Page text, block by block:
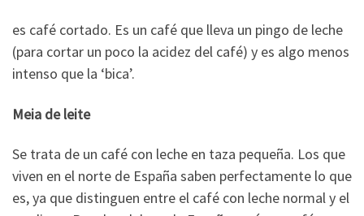
es café cortado. Es un café que lleva un pingo de leche
(para cortar un poco la acidez del café) y es algo menos
intenso que la ‘bica’.
Meia de leite
Se trata de un café con leche en taza pequeña. Los que
viven en el norte de España saben perfectamente lo que
es, ya que distinguen entre el café con leche normal y el